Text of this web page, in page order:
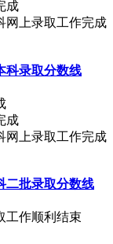
网上录取工作完成
科录取分数线
网上录取工作完成
二批录取分数线
工作顺利结束